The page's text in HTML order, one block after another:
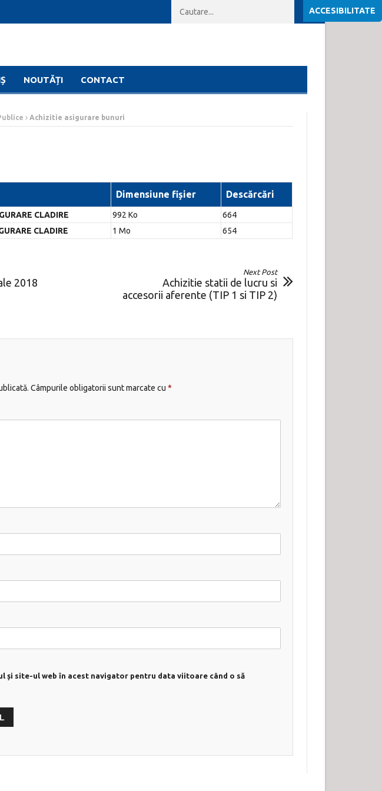
adoptate in domeniul pensiilor publice
Lista rezultate finale
Lista rezultate interviu
NOUTĂȚI CONTACT
Achizitie asigurare bunuri
Dimensiune fișier Descărcări
CLADIRE 992 Ko
664
CLADIRE
1 Mo 654
2018
Next Post
Achizitie statii de lucru si
accesorii aferente (TIP 1 si TIP 2)
Câmpurile obligatorii sunt marcate cu*
și site-ul web în acest navigator pentru data viitoare când o să
ACCESIBILITATE